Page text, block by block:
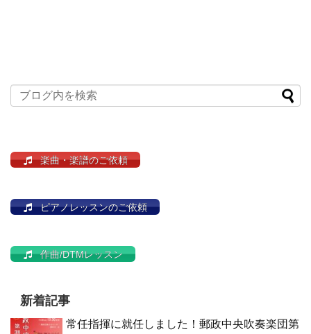
楽曲・楽譜のご依頼
ピアノレッスンのご依頼
作曲/DTMレッスン
新着記事
常任指揮に就任しました！郵政中央吹奏楽団第